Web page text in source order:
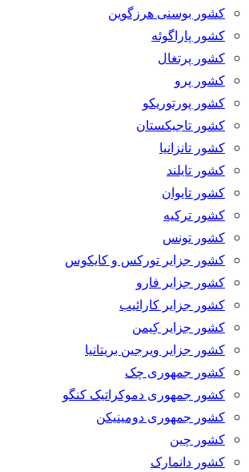
کشور بوسنی هرزگوین
کشور پاراگوئه
کشور پرتغال
کشور پرو
کشور پورتوریکو
کشور تاجیکستان
کشور تانزانیا
کشور تایلند
کشور تایوان
کشور ترکیه
کشور تونس
کشور جزایر تورکس و کایکوس
کشور جزایر فارو
کشور جزایر کارائیب
کشور جزایر کِیمن
کشور جزایر ویرجین بریتانیا
کشور جمهوری چک
کشور جمهوری دموکراتیک کنگو
کشور جمهوری دومینیکن
کشور چین
کشور دانمارک